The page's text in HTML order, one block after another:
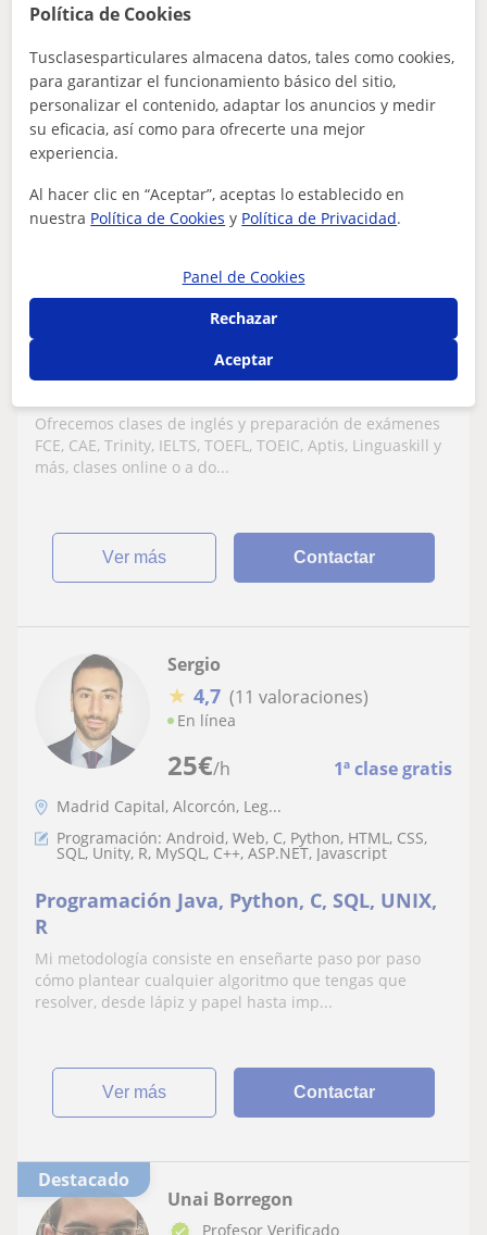
Destacado
In English Please
Profesor Verificado
En línea
Boadilla Del Monte
FCE First Certificate in English
🏆 Clases de preparación de exámenes -
más, a domicilio u online
Ofrecemos clases de inglés y preparación de exámenes
FCE, CAE, Trinity, IELTS, TOEFL, TOEIC, Aptis, Linguaskill y
más, clases online o a do...
ver más Contactar
25€/h 1ª clase gratis
Sergio
★ 4,7 (11 valoraciones)
En línea
Madrid Capital, Alcorcón, Leg...
Programación: Android, Web, C, Python, HTML, CSS,
SQL, Unity, R, MySQL, C++, ASP.NET, Javascript
Programación Java, Python, C, SQL, UNIX,
R
Mi metodología consiste en enseñarte paso por paso
cómo plantear cualquier algoritmo que tengas que
resolver, desde lápiz y papel hasta imp...
ver más Contactar
Destacado
Unai Borregon
Profesor Verificado
Política de Cookies
Tusclasesparticulares almacena datos, tales como cookies,
para garantizar el funcionamiento básico del sitio,
personalizar el contenido, adaptar los anuncios y medir
su eficacia, así como para ofrecerte una mejor
experiencia.
Al hacer clic en “Aceptar”, aceptas lo establecido en
nuestra Política de Cookies y Política de Privacidad.
Panel de Cookies
Rechazar
Aceptar